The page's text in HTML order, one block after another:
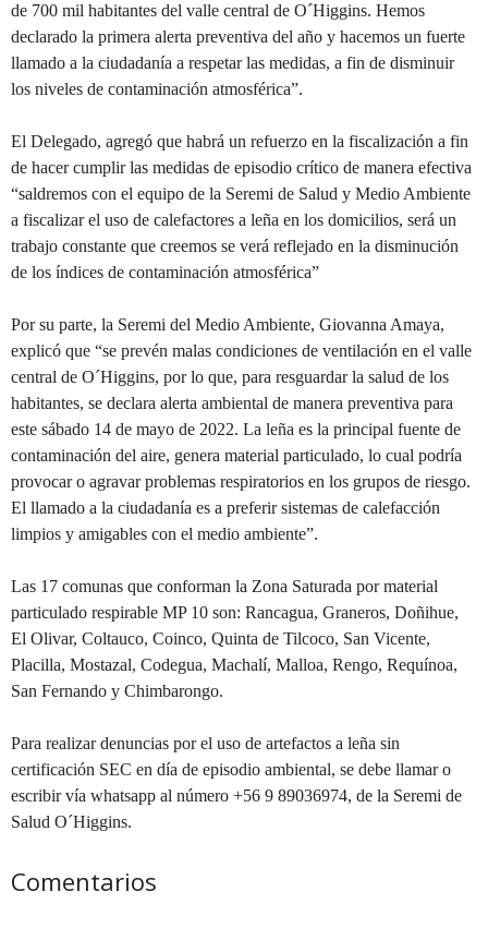
de 700 mil habitantes del valle central de O´Higgins. Hemos
declarado la primera alerta preventiva del año y hacemos un fuerte
llamado a la ciudadanía a respetar las medidas, a fin de disminuir
los niveles de contaminación atmosférica”.
El Delegado, agregó que habrá un refuerzo en la fiscalización a fin
de hacer cumplir las medidas de episodio crítico de manera efectiva
“saldremos con el equipo de la Seremi de Salud y Medio Ambiente
a fiscalizar el uso de calefactores a leña en los domicilios, será un
trabajo constante que creemos se verá reflejado en la disminución
de los índices de contaminación atmosférica”
Por su parte, la Seremi del Medio Ambiente, Giovanna Amaya,
explicó que “se prevén malas condiciones de ventilación en el valle
central de O´Higgins, por lo que, para resguardar la salud de los
habitantes, se declara alerta ambiental de manera preventiva para
este sábado 14 de mayo de 2022. La leña es la principal fuente de
contaminación del aire, genera material particulado, lo cual podría
provocar o agravar problemas respiratorios en los grupos de riesgo.
El llamado a la ciudadanía es a preferir sistemas de calefacción
limpios y amigables con el medio ambiente”.
Las 17 comunas que conforman la Zona Saturada por material
particulado respirable MP 10 son: Rancagua, Graneros, Doñihue,
El Olivar, Coltauco, Coinco, Quinta de Tilcoco, San Vicente,
Placilla, Mostazal, Codegua, Machalí, Malloa, Rengo, Requínoa,
San Fernando y Chimbarongo.
Para realizar denuncias por el uso de artefactos a leña sin
certificación SEC en día de episodio ambiental, se debe llamar o
escribir vía whatsapp al número +56 9 89036974, de la Seremi de
Salud O´Higgins.
Comentarios